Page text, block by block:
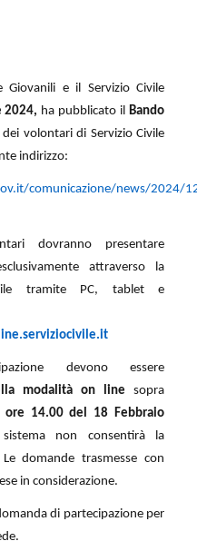
e il Servizio Civile
2024, ha pubblicato il Bando
dei volontari di Servizio Civile
indirizzo:
comunicazione/news/2024/
dovranno presentare
attraverso la
tramite PC, tablet e
devono essere
modalità on line sopra
14.00 del 18 Febbraio
non consentirà la
domande trasmesse con
in considerazione.
di partecipazione per